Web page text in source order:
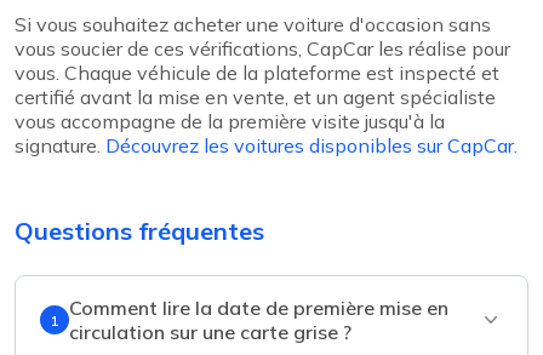
Si vous souhaitez acheter une voiture d'occasion sans
vous soucier de ces vérifications, CapCar les réalise pour
vous. Chaque véhicule de la plateforme est inspecté et
certifié avant la mise en vente, et un agent spécialiste
vous accompagne de la première visite jusqu'à la
signature. Découvrez les voitures disponibles sur CapCar.
Questions fréquentes
1
Comment lire la date de première mise en
circulation sur une carte grise ?